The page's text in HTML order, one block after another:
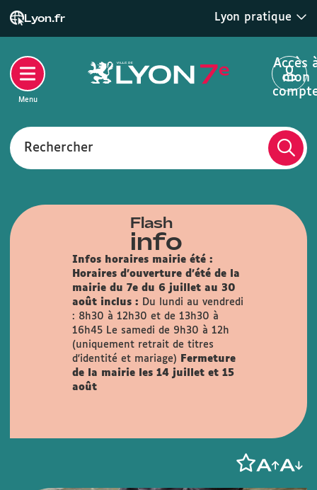
Lyon.fr Lyon pratique
Rechercher
Accès
mon
Menu
Flash
info
Infos horaires mairie été :
Horaires d'ouverture d'été de la
mairie du 7e du 6 juillet au 30
août inclus :
Du lundi au vendredi
: 8h30 à 12h30 et de 13h30 à
16h45
Le samedi de 9h30 à 12h
(uniquement retrait de titres
d'identité et mariage)
Fermeture
de la mairie les 14 juillet et 15
août